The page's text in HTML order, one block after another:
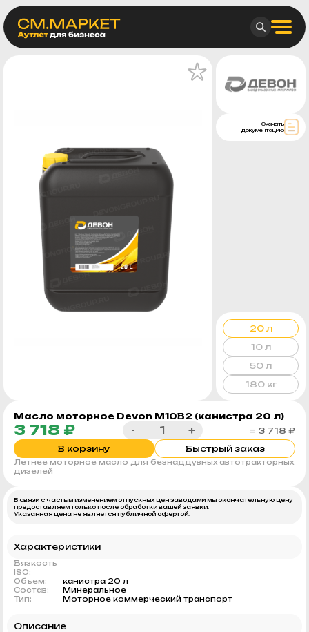
Масло моторное Devon М10В2 (канистра 20 л)
3 718 ₽ - +
= 3 718 ₽
В корзину
Быстрый заказ
Летнее моторное масло для безнаддувных автотракторных
дизелей
Скачать
документацию
20 л
10 л
50 л
180 кг
В связи с частым изменением отпускных цен заводами мы окончательную цену
предоставляем только после обработки вашей заявки.
Указанная цена не является публичной офертой.
Характеристики
Вязкость
ISO:
Объем:
канистра 20 л
Состав:
Минеральное
Тип:
Моторное коммерческий транспорт
Описание